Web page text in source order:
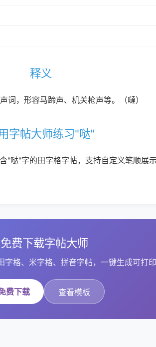
释义
，形容马蹄声、机关枪声等。（噠）
字帖大师练习"哒"
"哒"字的田字格字帖，支持自定义笔顺展
免费下载字帖大师
字格、米字格、拼音字帖，一键生成可打
费下载 查看模板